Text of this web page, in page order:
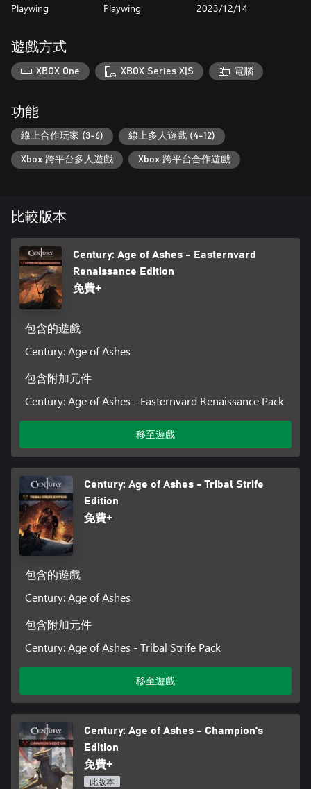
Playwing Playwing 2023/12/14
遊戲方式
XBOX One XBOX Series X|S 電腦
功能
線上合作玩家 (3-6) 線上多人遊戲 (4-12)
Xbox 跨平台多人遊戲 Xbox 跨平台合作遊戲
比較版本
Century: Age of Ashes - Easternvard
Renaissance Edition
免費+
包含的遊戲
Century: Age of Ashes
包含附加元件
Century: Age of Ashes - Easternvard Renaissance Pack
移至遊戲
Century: Age of Ashes - Tribal Strife
Edition
免費+
包含的遊戲
Century: Age of Ashes
包含附加元件
Century: Age of Ashes - Tribal Strife Pack
移至遊戲
Century: Age of Ashes - Champion's
Edition
免費+
此版本